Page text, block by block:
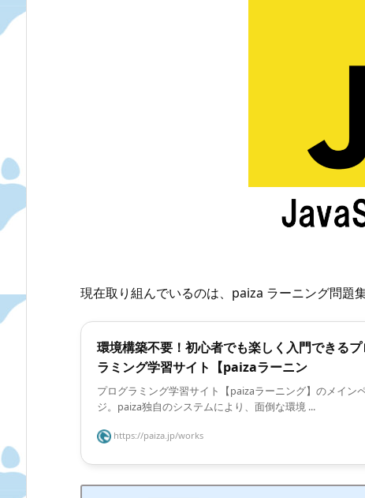
現在取り組んでいるのは、paiza ラーニング問題
環境構築不要！初心者でも楽しく入門できる
ラミング学習サイト【paizaラーニン
プログラミング学習サイト【paizaラーニング】のメイン
ジ。paiza独自のシステムにより、面倒な環境 ...
https://paiza.jp/works